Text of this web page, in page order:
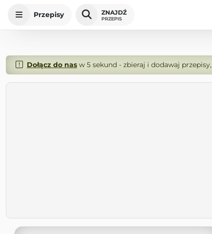
Przepisy ZNAJDŹ
PRZEPIS
Dołącz do nasw 5 sekund - zbieraj i dodawaj